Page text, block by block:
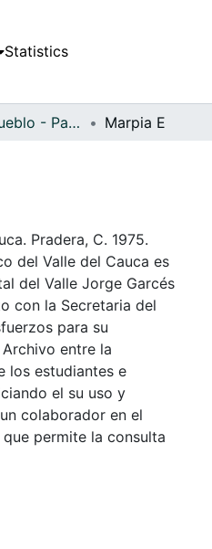
Statistics
APFFVC - El Pueblo - Patrimonial Marpia E
Pradera, C. 1975.
del Valle del Cauca es
del Valle Jorge Garcés
con la Secretaria del
para su
entre la
los estudiantes e
el su uso y
colaborador en el
permite la consulta